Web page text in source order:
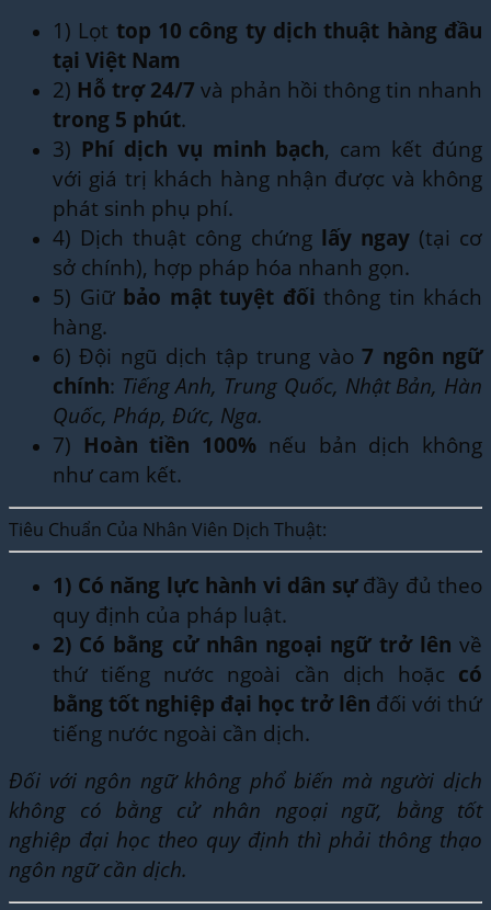
1) Lọt top 10 công ty dịch thuật hàng đầu
tại Việt Nam
2) Hỗ trợ 24/7 và phản hồi thông tin nhanh
trong 5 phút.
3) Phí dịch vụ minh bạch, cam kết đúng
với giá trị khách hàng nhận được và không
phát sinh phụ phí.
4) Dịch thuật công chứng lấy ngay(tại cơ
sở chính), hợp pháp hóa nhanh gọn.
5) Giữ bảo mật tuyệt đối thông tin khách
hàng.
6) Đội ngũ dịch tập trung vào7 ngôn ngữ
chính: Tiếng Anh, Trung Quốc, Nhật Bản, Hàn
Quốc, Pháp, Đức, Nga.
7) Hoàn tiền 100% nếu bản dịch không
như cam kết.
Tiêu Chuẩn Của Nhân Viên Dịch Thuật:
1) Có năng lực hành vi dân sựđầy đủ theo
quy định của pháp luật.
2) Có bằng cử nhân ngoại ngữ trở lên về
thứ tiếng nước ngoài cần dịch hoặc có
bằng tốt nghiệp đại học trở lên đối với thứ
tiếng nước ngoài cần dịch.
Đối với ngôn ngữ không phổ biến mà người dịch
không có bằng cử nhân ngoại ngữ, bằng tốt
nghiệp đại học theo quy định thì phải thông thạo
ngôn ngữ cần dịch.